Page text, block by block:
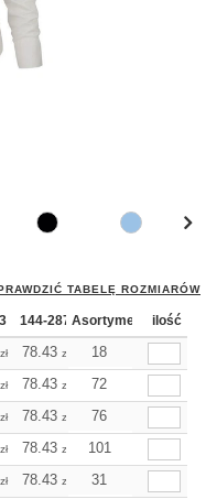
TABELĘ ROZMIARÓW
144-287 288 Dodaj Więcej
Asortyment ilość
zł 78.43 zł 78.43
18
zł 78.43 zł 78.43
72
zł 78.43 zł 78.43
76
zł 78.43 zł 78.43
101
zł 78.43 zł 78.43
31